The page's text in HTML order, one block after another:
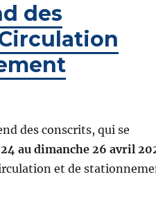
des
des conscrits, qui se
au dimanche 26 avril
et de